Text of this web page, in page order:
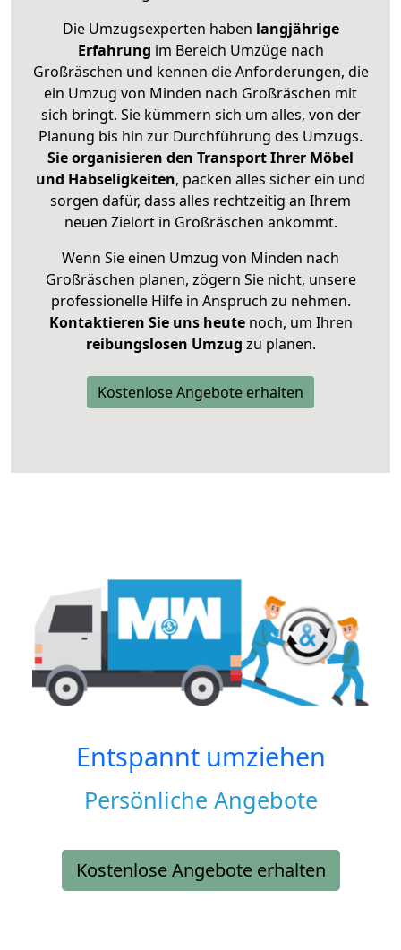
Die Umzugsexperten haben langjährige
Erfahrung im Bereich Umzüge nach
Großräschen und kennen die Anforderungen, die
ein Umzug von Minden nach Großräschen mit
sich bringt. Sie kümmern sich um alles, von der
Planung bis hin zur Durchführung des Umzugs.
Sie organisieren den Transport Ihrer Möbel
und Habseligkeiten, packen alles sicher ein und
sorgen dafür, dass alles rechtzeitig an Ihrem
neuen Zielort in Großräschen ankommt.
Wenn Sie einen Umzug von Minden nach
Großräschen planen, zögern Sie nicht, unsere
professionelle Hilfe in Anspruch zu nehmen.
Kontaktieren Sie uns heutenoch, um Ihren
reibungslosen Umzug zu planen.
Kostenlose Angebote erhalten
Entspannt umziehen
Persönliche Angebote
Kostenlose Angebote erhalten